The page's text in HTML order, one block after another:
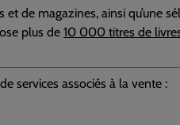
de magazines, ainsi qu’une
plus de 10 000 titres de
services associés à la vente :